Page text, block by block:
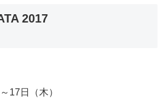
2017
17日（木）